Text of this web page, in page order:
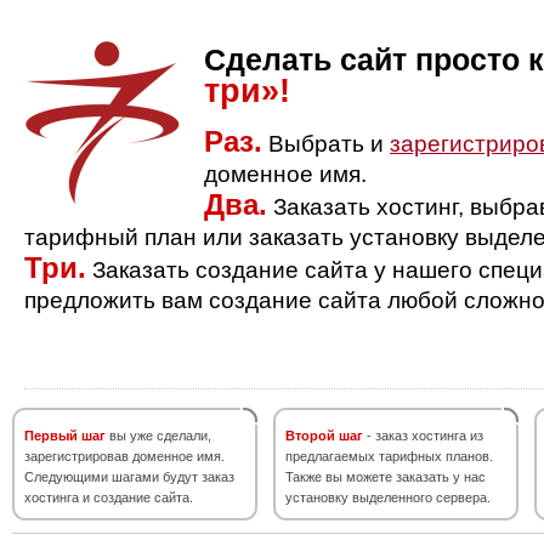
Сделать сайт просто
три»!
Раз. Выбрать и
доменное имя.
Два. Заказать хостинг,
тарифный план или заказать установку
Три. Заказать создание сайта у нашего
предложить вам создание сайта любой
Первый шаг вы уже сделали,
зарегистрировав доменное имя.
Следующими шагами будут заказ
хостинга и создание сайта.
Второй шаг - заказ хостинга из
предлагаемых тарифных планов.
Также вы можете заказать у нас
установку выделенного сервера.